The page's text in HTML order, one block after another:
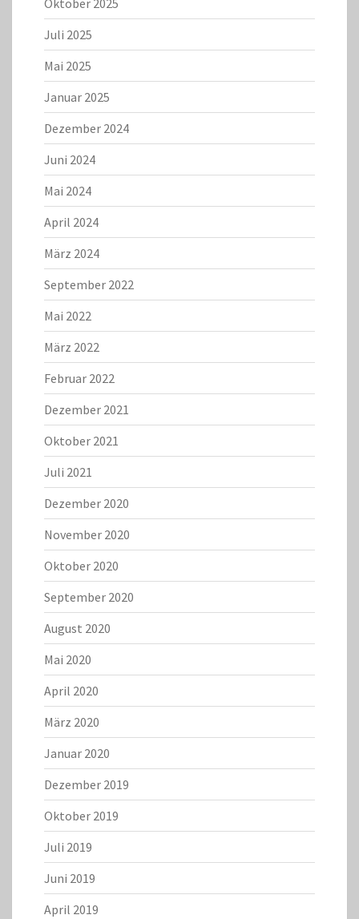
Oktober 2025
Juli 2025
Mai 2025
Januar 2025
Dezember 2024
Juni 2024
Mai 2024
April 2024
März 2024
September 2022
Mai 2022
März 2022
Februar 2022
Dezember 2021
Oktober 2021
Juli 2021
Dezember 2020
November 2020
Oktober 2020
September 2020
August 2020
Mai 2020
April 2020
März 2020
Januar 2020
Dezember 2019
Oktober 2019
Juli 2019
Juni 2019
April 2019